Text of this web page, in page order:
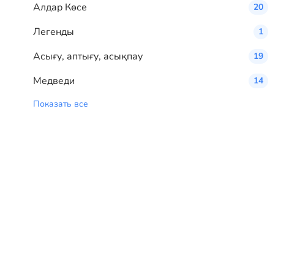
Алдар Көсе 20
Легенды 1
Асығу, аптығу, асықпау 19
Медведи
14
Показать все